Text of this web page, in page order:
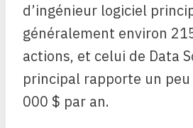
d’ingénieur logiciel
généralement environ
actions, et celui de Data
principal rapporte un
000 $ par an.